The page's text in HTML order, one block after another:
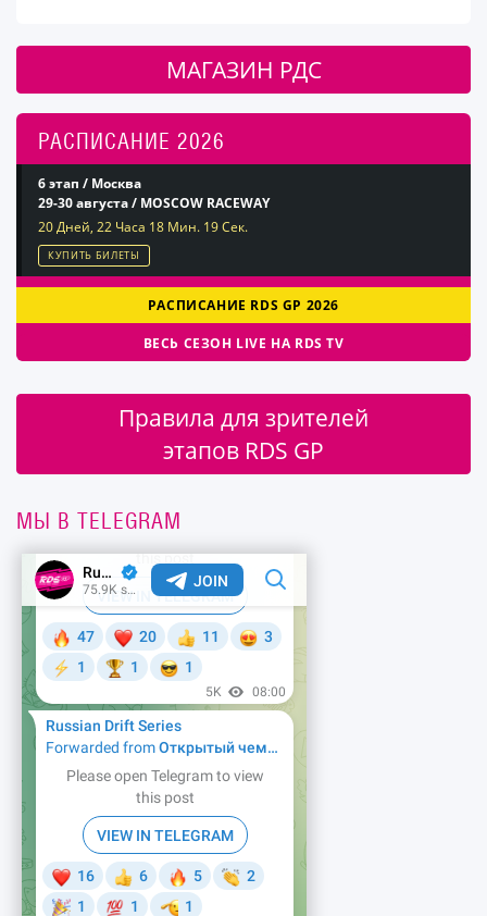
МАГАЗИН РДС
РАСПИСАНИЕ 2026
6 этап / Москва
29-30 августа / MOSCOW RACEWAY
20 Дней, 22 Часа 18 Мин. 18 Сек.
КУПИТЬ БИЛЕТЫ
РАСПИСАНИЕ RDS GP 2026
ВЕСЬ СЕЗОН LIVE НА RDS TV
Правила для зрителей
этапов RDS GP
МЫ В TELEGRAM